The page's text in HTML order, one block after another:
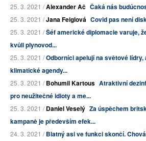
25. 3. 2021 /Alexander Ač Čaká nás
25. 3. 2021 /Jana Feiglová Covid pas není
25. 3. 2021 /Šéf americké diplomacie varuje,
kvůli plynovod...
25. 3. 2021 /Odborníci apelují na světové
klimatické agendy...
25. 3. 2021 /Bohumil Kartous Atraktivní
pro neužitečné idioty a me...
25. 3. 2021 /Daniel Veselý Za úspěchem
kampaně je především efek...
24. 3. 2021 /Blatný asi ve funkci skončí.